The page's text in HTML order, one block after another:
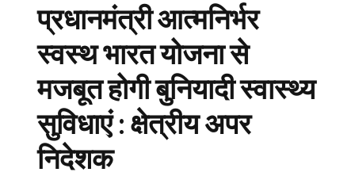
प्रधानमंत्री आत्मनिर्भर
स्वस्थ भारत योजना से
मजबूत होगी बुनियादी स्वास्थ्य
सुविधाएं : क्षेत्रीय अपर
निदेशक